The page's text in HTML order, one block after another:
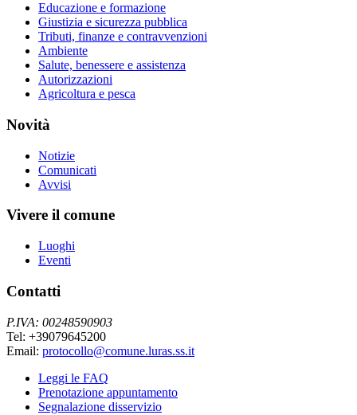
Educazione e formazione
Giustizia e sicurezza pubblica
Tributi, finanze e contravvenzioni
Ambiente
Salute, benessere e assistenza
Autorizzazioni
Agricoltura e pesca
Novità
Notizie
Comunicati
Avvisi
Vivere il comune
Luoghi
Eventi
Contatti
P.IVA: 00248590903
Tel: +39079645200
Email: protocollo@comune.luras.ss.it
Leggi le FAQ
Prenotazione appuntamento
Segnalazione disservizio